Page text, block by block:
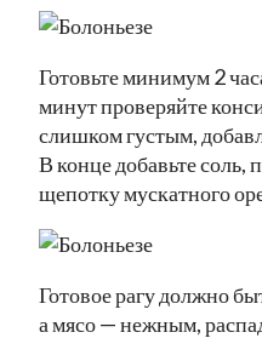
Готовьте минимум 2
минут проверяйте
слишком густым,
В конце добавьте соль,
щепотку мускатного
Готовое рагу должно
а мясо — нежным,